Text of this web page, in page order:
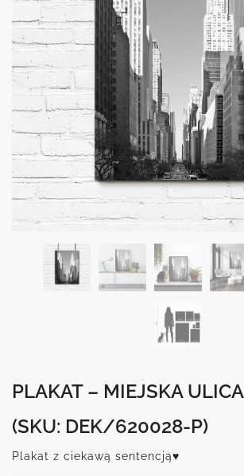
PLAKAT – MIEJSKA ULICA
(SKU: DEK/620028-P)
Plakat z ciekawą sentencją♥